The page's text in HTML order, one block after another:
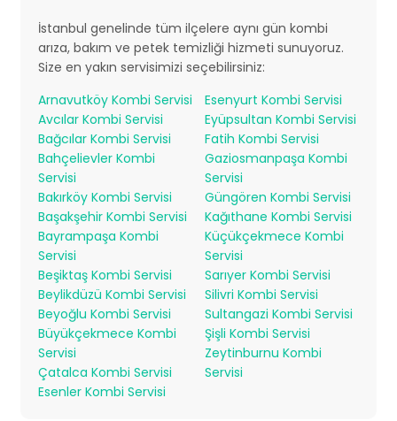
İstanbul genelinde tüm ilçelere aynı gün kombi
arıza, bakım ve petek temizliği hizmeti sunuyoruz.
Size en yakın servisimizi seçebilirsiniz:
Arnavutköy Kombi Servisi
Avcılar Kombi Servisi
Bağcılar Kombi Servisi
Bahçelievler Kombi
Servisi
Bakırköy Kombi Servisi
Başakşehir Kombi Servisi
Bayrampaşa Kombi
Servisi
Beşiktaş Kombi Servisi
Beylikdüzü Kombi Servisi
Beyoğlu Kombi Servisi
Büyükçekmece Kombi
Servisi
Çatalca Kombi Servisi
Esenler Kombi Servisi
Esenyurt Kombi Servisi
Eyüpsultan Kombi Servisi
Fatih Kombi Servisi
Gaziosmanpaşa Kombi
Servisi
Güngören Kombi Servisi
Kağıthane Kombi Servisi
Küçükçekmece Kombi
Servisi
Sarıyer Kombi Servisi
Silivri Kombi Servisi
Sultangazi Kombi Servisi
Şişli Kombi Servisi
Zeytinburnu Kombi
Servisi